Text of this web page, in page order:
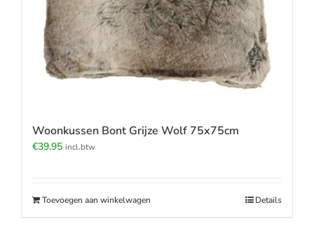
Woonkussen Bont Grijze Wolf 75x75cm
€39.95 incl.btw
Toevoegen aan winkelwagen Details